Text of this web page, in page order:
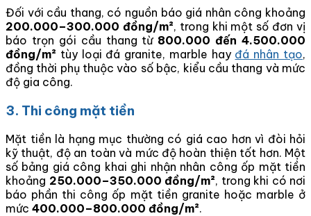
Đối với cầu thang, có nguồn báo giá nhân công khoảng
200.000–300.000 đồng/m², trong khi một số đơn vị
báo trọn gói cầu thang từ 800.000 đến 4.500.000
đồng/m² tùy loại đá granite, marble hay đá nhân tạo,
đồng thời phụ thuộc vào số bậc, kiểu cầu thang và mức
độ gia công.
3. Thi công mặt tiền
Mặt tiền là hạng mục thường có giá cao hơn vì đòi hỏi
kỹ thuật, độ an toàn và mức độ hoàn thiện tốt hơn. Một
số bảng giá công khai ghi nhận nhân công ốp mặt tiền
khoảng 250.000–350.000 đồng/m², trong khi có nơi
báo phần thi công ốp mặt tiền granite hoặc marble ở
mức 400.000–800.000 đồng/m².